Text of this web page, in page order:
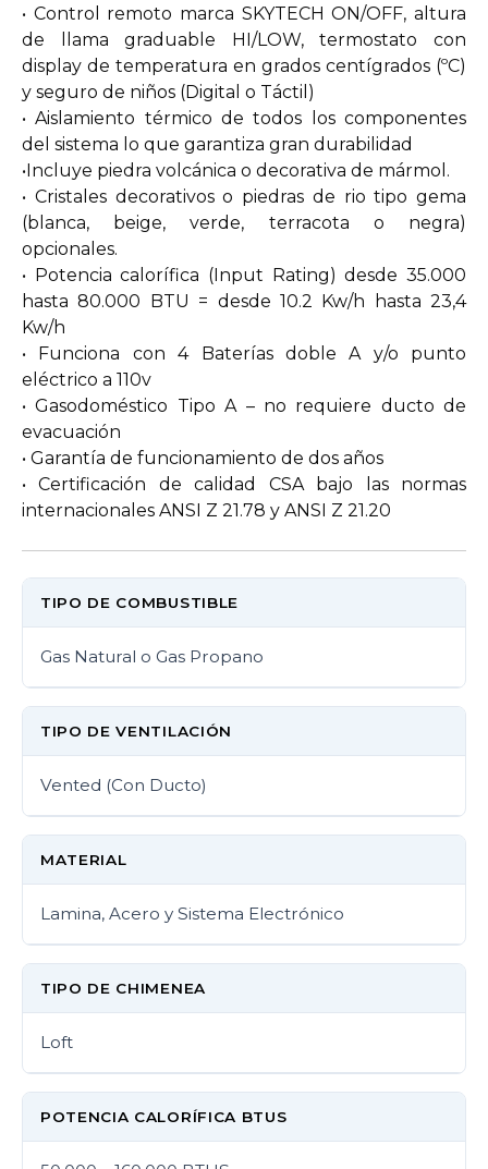
• Control remoto marca SKYTECH ON/OFF, altura
de llama graduable HI/LOW, termostato con
display de temperatura en grados centígrados (ºC)
y seguro de niños (Digital o Táctil)
• Aislamiento térmico de todos los componentes
del sistema lo que garantiza gran durabilidad
•Incluye piedra volcánica o decorativa de mármol.
• Cristales decorativos o piedras de rio tipo gema
(blanca, beige, verde, terracota o negra)
opcionales.
• Potencia calorífica (Input Rating) desde 35.000
hasta 80.000 BTU = desde 10.2 Kw/h hasta 23,4
Kw/h
• Funciona con 4 Baterías doble A y/o punto
eléctrico a 110v
• Gasodoméstico Tipo A – no requiere ducto de
evacuación
• Garantía de funcionamiento de dos años
• Certificación de calidad CSA bajo las normas
internacionales ANSI Z 21.78 y ANSI Z 21.20
TIPO DE COMBUSTIBLE
Gas Natural o Gas Propano
TIPO DE VENTILACIÓN
Vented (Con Ducto)
MATERIAL
Lamina, Acero y Sistema Electrónico
TIPO DE CHIMENEA
Loft
POTENCIA CALORÍFICA BTUS